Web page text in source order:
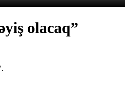
olacaq”